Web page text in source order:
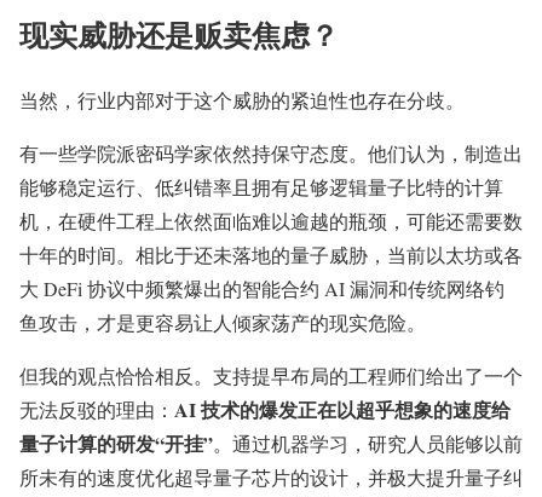
现实威胁还是贩卖焦虑？
当然，行业内部对于这个威胁的紧迫性也存在分歧。
有一些学院派密码学家依然持保守态度。他们认为，制造出
能够稳定运行、低纠错率且拥有足够逻辑量子比特的计算
机，在硬件工程上依然面临难以逾越的瓶颈，可能还需要数
十年的时间。相比于还未落地的量子威胁，当前以太坊或各
大 DeFi 协议中频繁爆出的智能合约 AI 漏洞和传统网络钓
鱼攻击，才是更容易让人倾家荡产的现实危险。
但我的观点恰恰相反。支持提早布局的工程师们给出了一个
无法反驳的理由： AI 技术的爆发正在以超乎想象的速度给
量子计算的研发“开挂”。通过机器学习，研究人员能够以前
所未有的速度优化超导量子芯片的设计，并极大提升量子纠